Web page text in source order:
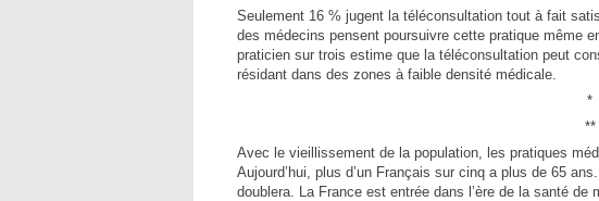
Seulement 16 % jugent la téléconsultation tout à fait
des médecins pensent poursuivre cette pratique même
praticien sur trois estime que la téléconsultation peut
résidant dans des zones à faible densité médicale.
*
**
Avec le vieillissement de la population, les pratiques
Aujourd’hui, plus d’un Français sur cinq a plus de 65
doublera. La France est entrée dans l’ère de la santé